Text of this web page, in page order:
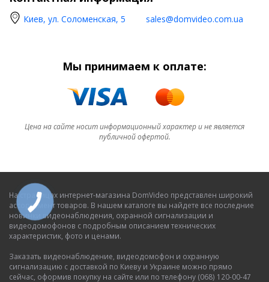
Киев, ул. Соломенская, 5 sales@domvideo.com.ua
Мы принимаем к оплате:
Цена на сайте носит информационный характер и не является
публичной офертой.
На страницах интернет-магазина DomVideo представлен широкий
ассортимент товаров. В нашем каталоге вы найдете все последние
новинки видеонаблюдения, охранной сигнализации и
видеодомофонов с подробным описанием технических
характеристик, фото и ценами.
Заказать видеонаблюдение, видеодомофон и охранную
сигнализацию с доставкой по Киеву и Украине можно прямо
сейчас, оформив покупку на сайте или по телефону (068) 120-00-47